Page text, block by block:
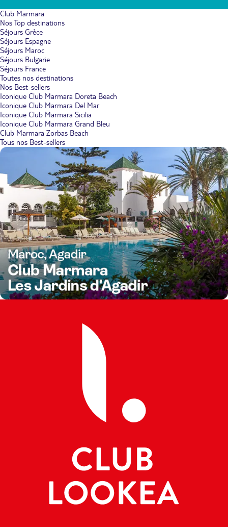
Club Marmara
Nos Top destinations
Séjours Grèce
Séjours Espagne
Séjours Maroc
Séjours Bulgarie
Séjours France
Toutes nos destinations
Nos Best-sellers
Iconique Club Marmara Doreta Beach
Iconique Club Marmara Del Mar
Iconique Club Marmara Sicilia
Iconique Club Marmara Grand Bleu
Club Marmara Zorbas Beach
Tous nos Best-sellers